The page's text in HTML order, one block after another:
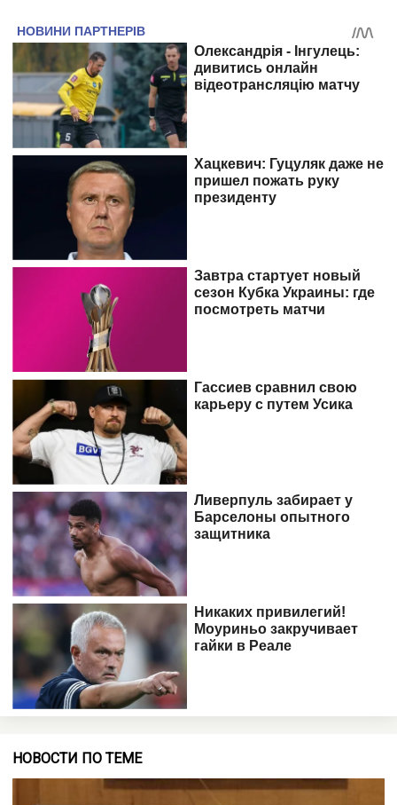
НОВОСТИ ПО ТЕМЕ